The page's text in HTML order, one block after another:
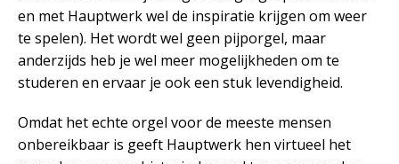
en met Hauptwerk wel de inspiratie krijgen om weer
te spelen). Het wordt wel geen pijporgel, maar
anderzijds heb je wel meer mogelijkheden om te
studeren en ervaar je ook een stuk levendigheid.
Omdat het echte orgel voor de meeste mensen
onbereikbaar is geeft Hauptwerk hen virtueel het